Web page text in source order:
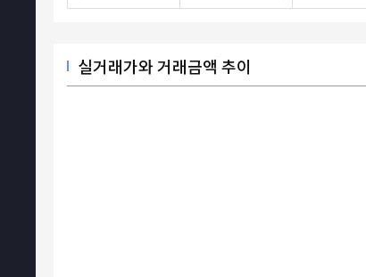
실거래가와 거래금액 추이